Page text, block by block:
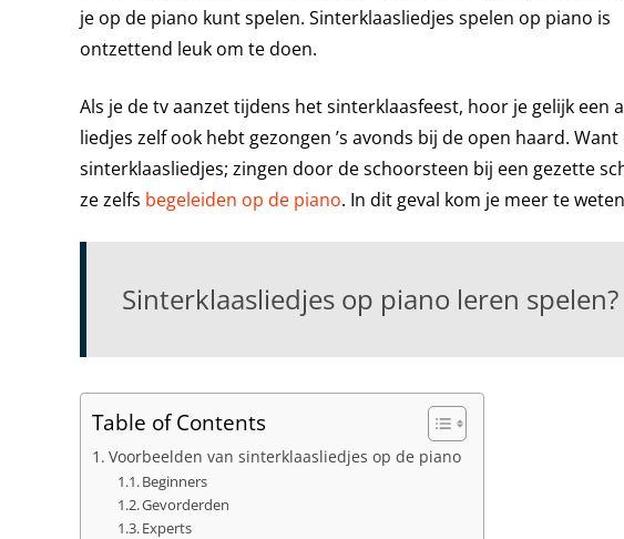
je op de piano kunt spelen. Sinterklaasliedjes spelen op piano is
ontzettend leuk om te doen.
Als je de tv aanzet tijdens het sinterklaasfeest, hoor je gelijk
liedjes zelf ook hebt gezongen ’s avonds bij de open haard.
sinterklaasliedjes; zingen door de schoorsteen bij een gezette
ze zelfs begeleiden op de piano. In dit geval kom je meer te
Sinterklaasliedjes op piano leren spelen?
Table of Contents
Voorbeelden van sinterklaasliedjes op de piano
Beginners
Gevorderden
Experts